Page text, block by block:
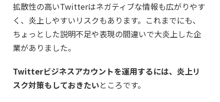
拡散性の高いTwitterはネガティブな情報も広がりやす
く、炎上しやすいリスクもあります。これまでにも、
ちょっとした説明不足や表現の間違いで大炎上した企
業がありました。
Twitterビジネスアカウントを運用するには、炎上リ
スク対策もしておきたいところです。